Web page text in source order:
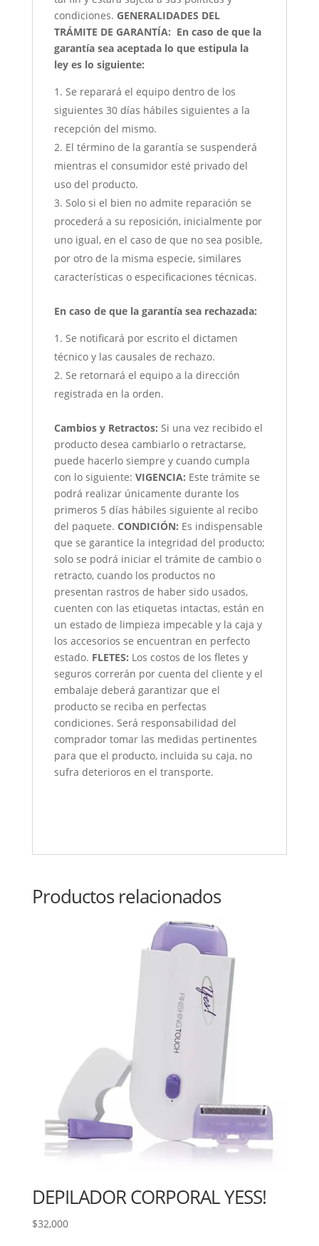
condiciones. GENERALIDADES DEL
TRÁMITE DE GARANTÍA: En caso de que la
garantía sea aceptada lo que estipula la
ley es lo siguiente:
Se reparará el equipo dentro de los
siguientes 30 días hábiles siguientes a la
recepción del mismo.
El término de la garantía se suspenderá
mientras el consumidor esté privado del
uso del producto.
Solo si el bien no admite reparación se
procederá a su reposición, inicialmente por
uno igual, en el caso de que no sea posible,
por otro de la misma especie, similares
características o especificaciones técnicas.
En caso de que la garantía sea rechazada:
Se notificará por escrito el dictamen
técnico y las causales de rechazo.
Se retornará el equipo a la dirección
registrada en la orden.
Cambios y Retractos: Si una vez recibido el
producto desea cambiarlo o retractarse,
puede hacerlo siempre y cuando cumpla
con lo siguiente: VIGENCIA: Este trámite se
podrá realizar únicamente durante los
primeros 5 días hábiles siguiente al recibo
del paquete. CONDICIÓN: Es indispensable
que se garantice la integridad del producto;
solo se podrá iniciar el trámite de cambio o
retracto, cuando los productos no
presentan rastros de haber sido usados,
cuenten con las etiquetas intactas, están en
un estado de limpieza impecable y la caja y
los accesorios se encuentran en perfecto
estado. FLETES: Los costos de los fletes y
seguros correrán por cuenta del cliente y el
embalaje deberá garantizar que el
producto se reciba en perfectas
condiciones. Será responsabilidad del
comprador tomar las medidas pertinentes
para que el producto, incluida su caja, no
sufra deterioros en el transporte.
Productos relacionados
DEPILADOR CORPORAL YESS!
$32,000